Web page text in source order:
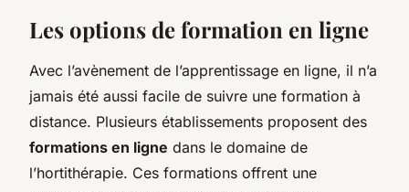
Les options de formation en ligne
Avec l’avènement de l’apprentissage en ligne, il n’a
jamais été aussi facile de suivre une formation à
distance. Plusieurs établissements proposent des
formations en ligne dans le domaine de
l’hortithérapie. Ces formations offrent une